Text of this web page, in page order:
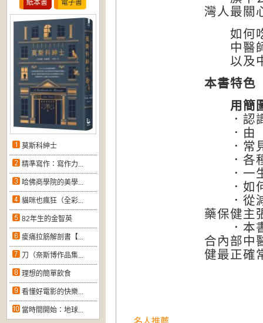
紙本書 電子書
莫斯科紳士
精準寫作：寫作力...
哈佛商學院的美學...
貓咪也瘋狂（全彩...
82年生的金智英
痠痛拉筋解剖書【...
刀（奈斯博作品集...
理想的簡單飲食
看懂好電影的快樂...
當時間開始：地球...
灣人最關
如何吃
中醫師
以及中
本書特色
用簡圖
．認識
．由「
．常見
．各種
．一生
．如何
．從減
藥保健主
．本書
合內部中
健最正確
名人推薦